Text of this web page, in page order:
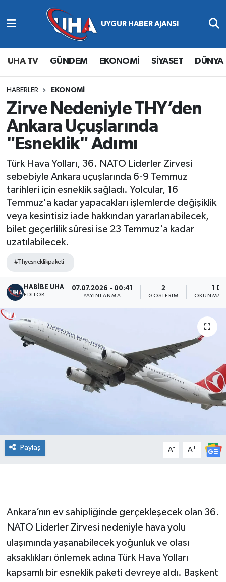
UHA TV GÜNDEM EKONOMİ SİYASET DÜNYA
HABERLER EKONOMİ
Zirve Nedeniyle THY’den
Ankara Uçuşlarında
"Esneklik" Adımı
Türk Hava Yolları, 36. NATO Liderler Zirvesi
sebebiyle Ankara uçuşlarında 6-9 Temmuz
tarihleri için esneklik sağladı. Yolcular, 16
Temmuz'a kadar yapacakları işlemlerde değişiklik
veya kesintisiz iade hakkından yararlanabilecek,
bilet geçerlilik süresi ise 23 Temmuz'a kadar
uzatılabilecek.
#Thyesneklikpaketi
HABİBE UHA
EDITÖR
07.07.2026 - 00:41
YAYINLANMA
2
GÖSTERIM
1 DK
OKUNMA
Paylaş A- A+
Ankara’nın ev sahipliğinde gerçekleşecek olan 36.
NATO Liderler Zirvesi nedeniyle hava yolu
ulaşımında yaşanabilecek yoğunluk ve olası
aksaklıkları önlemek adına Türk Hava Yolları
kapsamlı bir esneklik paketi devreye aldı. Başkent
Abone Ol
Gündem
Ekonomi
Magazin
Siyaset
Spor
Yaşam
Nöbetçi Eczaneler
Hava Durumu
Namaz Vakitleri
Trafik Durumu
Süper Lig Puan Durumu ve Fikstür
Tüm Manşetler
Son Dakika Haberleri
Haber Arşivi